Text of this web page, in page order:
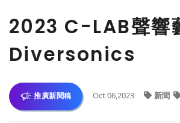
2023 C-LAB聲響
Diversonics
推廣新聞稿 Oct 06,2023 新聞